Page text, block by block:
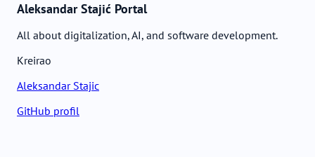
Aleksandar Stajić Portal
All about digitalization, AI, and software development.
Kreirao
Aleksandar Stajic
GitHub profil